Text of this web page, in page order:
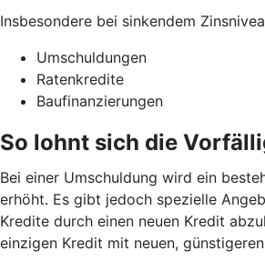
Insbesondere bei sinkendem
Umschuldungen
Ratenkredite
Baufinanzierungen
So lohnt sich die
Bei einer Umschuldung wird ein
erhöht. Es gibt jedoch spezielle
Kredite durch einen neuen Kredit
einzigen Kredit mit neuen,